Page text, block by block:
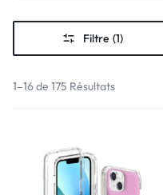
Filtre (1)
1–16 de 175 Résultats